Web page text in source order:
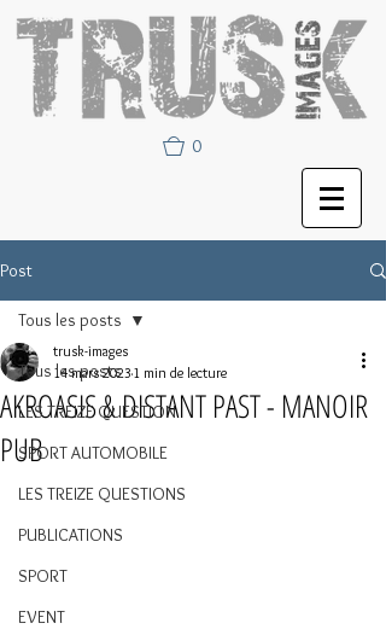
0
Post
Tous les posts
LES TREIZE QUESTION
SPORT AUTOMOBILE
LES TREIZE QUESTIONS
PUBLICATIONS
SPORT
EVENT
Tous les posts
AKROASIS & DISTANT PAST - MANOIR
PUB
trusk-images
14 mars 2023 1 min de lecture